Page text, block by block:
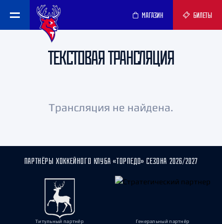
МАГАЗИН БИЛЕТЫ
ТЕКСТОВАЯ ТРАНСЛЯЦИЯ
Трансляция не найдена.
ПАРТНЁРЫ ХОККЕЙНОГО КЛУБА «ТОРПЕДО» СЕЗОНА 2026/2027
Титульный партнёр Генеральный партнёр